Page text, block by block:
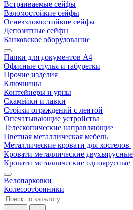
Встраиваемые сейфы
Взломостойкие сейфы
Огневзломостойкие сейфы
Депозитные сейфы
Банковское оборудование
Папки для документов A4
Офисные стулья и табуретки
Прочие изделия
Ключницы
Контейнеры и урны
Скамейки и лавки
Стойки ограждений с лентой
Опечатывающие устройства
Телескопические направляющие
Цветная металлическая мебель
Металлические кровати для хостелов
Кровати металлические двухъярусные
Кровати металлические одноярусные
Велопарковки
Колесоотбойники